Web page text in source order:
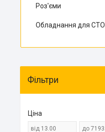
Роз'єми
Обладнання для СТО
Фільтри
Ціна